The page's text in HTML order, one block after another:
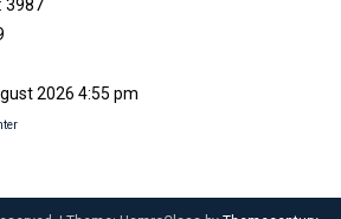
3987
2026 4:55 pm